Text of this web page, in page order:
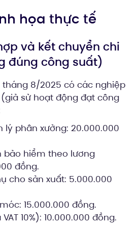
họa thực tế
và kết chuyển chi
đúng công suất)
tháng 8/2025 có các nghiệp
sử hoạt động đạt công
lý phân xưởng: 20.000.000
bảo hiểm theo lương
đồng.
cho sản xuất: 5.000.000
15.000.000 đồng.
10%): 10.000.000 đồng.